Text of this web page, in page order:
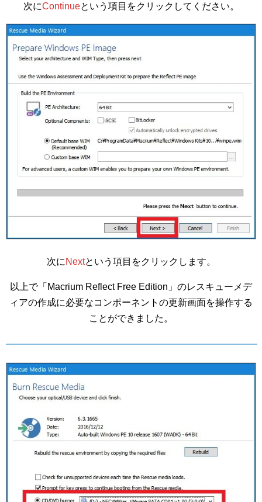
次にContinueという項目をクリックしてください。
次に Nextという項目をクリックします。
以上で「Macrium Reflect Free Edition」のレスキューメデ
ィアの作成に必要なコンポーネントの更新画面を操作する
ことができました。